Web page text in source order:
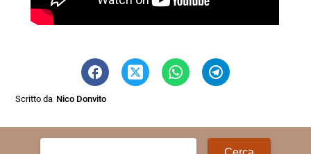
Scritto da Nico Donvito